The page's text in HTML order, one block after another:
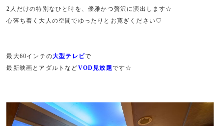
2人だけの特別なひと時を、優雅かつ贅沢に演出します☆
心落ち着く大人の空間でゆったりとお寛ぎください♡
最大60インチの大型テレビで
最新映画とアダルトなどVOD見放題です☆